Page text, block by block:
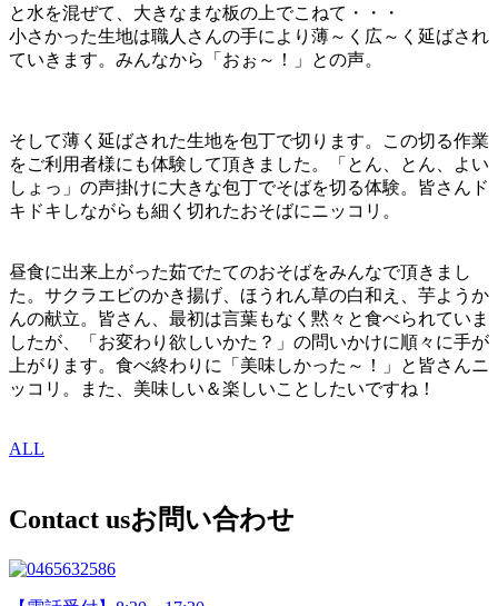
と水を混ぜて、大きなまな板の上でこねて・・・
小さかった生地は職人さんの手により薄～く広～く延ばされ
ていきます。みんなから「おぉ～！」との声。
そして薄く延ばされた生地を包丁で切ります。この切る作業
をご利用者様にも体験して頂きました。「とん、とん、よい
しょっ」の声掛けに大きな包丁でそばを切る体験。皆さんド
キドキしながらも細く切れたおそばにニッコリ。
昼食に出来上がった茹でたてのおそばをみんなで頂きまし
た。サクラエビのかき揚げ、ほうれん草の白和え、芋ようか
んの献立。皆さん、最初は言葉もなく黙々と食べられていま
したが、「お変わり欲しいかた？」の問いかけに順々に手が
上がります。食べ終わりに「美味しかった～！」と皆さんニ
ッコリ。また、美味しい＆楽しいことしたいですね！
ALL
Contact usお問い合わせ